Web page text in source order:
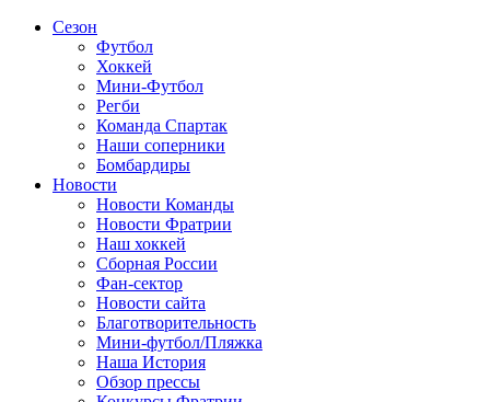
Сезон
Футбол
Хоккей
Мини-Футбол
Регби
Команда Спартак
Наши соперники
Бомбардиры
Новости
Новости Команды
Новости Фратрии
Наш хоккей
Сборная России
Фан-cектор
Новости сайта
Благотворительность
Мини-футбол/Пляжка
Наша История
Обзор прессы